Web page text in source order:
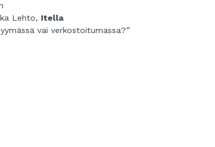
Lehto, Itella
vai verkostoitumassa?”